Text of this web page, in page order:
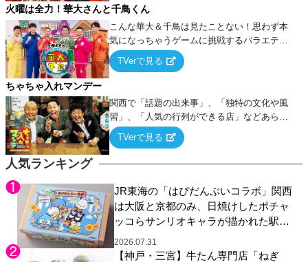
人気ランキング
JR東海の「はぴだんぶいコラボ」関西
は大阪と京都のみ、日焼けしたポチャ
ッコらサンリオキャラが描かれた駅弁
やグッズが登場
2026.07.31
【神戸・三宮】牛たん専門店「ねぎ
火曜は全力！華大さんと千鳥くん
こんな華大＆千鳥は見たことない！思わず本
気になっちゃうゲームに挑戦するバラエティ
ー！
TVerで見る
ちゃちゃ入れマンデー
関西で「話題の出来事」、「独特の文化や風
習」、「人気の行列ができる店」などあらゆ
るテーマについて好き放題にちゃちゃを入れ
ていく関西色を前面に押し出したトークバラ
TVerで見る